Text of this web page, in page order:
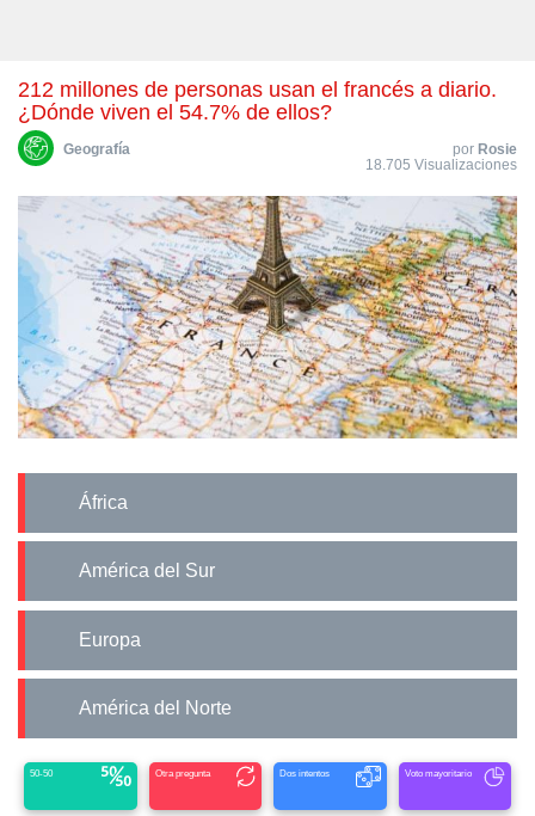
212 millones de personas usan el francés a diario.
¿Dónde viven el 54.7% de ellos?
Geografía por Rosie
18.705 Visualizaciones
África
América del Sur
Europa
América del Norte
50-50 Otra pregunta Dos intentos Voto mayoritario